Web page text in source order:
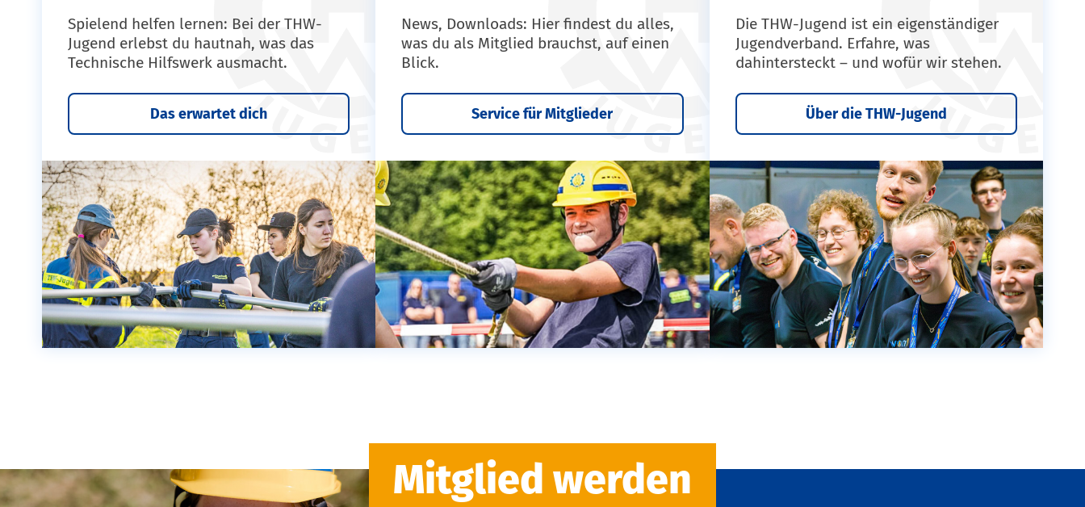
Spielend helfen lernen: Bei der THW-
Jugend erlebst du hautnah, was das
Technische Hilfswerk ausmacht.
Das erwartet dich
News, Downloads: Hier findest du alles,
was du als Mitglied brauchst, auf einen
Blick.
Service für Mitglieder
Die THW-Jugend ist ein eigenständiger
Jugendverband. Erfahre, was
dahintersteckt – und wofür wir stehen.
Über die THW-Jugend
Mitglied werden